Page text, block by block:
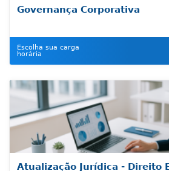
Governança Corporativa
Escolha sua carga
horária
Atualização Jurídica - Direito